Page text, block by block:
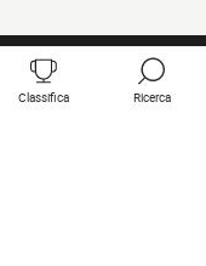
Classifica Ricerca